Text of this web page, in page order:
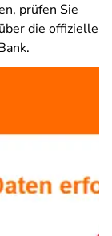
prüfen Sie
die offizielle